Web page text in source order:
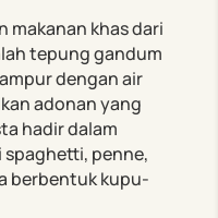
makanan khas dari
tepung gandum
dengan air
adonan yang
hadir dalam
penne,
berbentuk kupu-